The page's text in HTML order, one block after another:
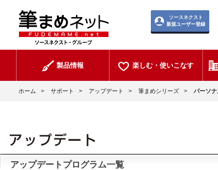
ソースネクスト
新規ユーザー登録
製品情報 楽しむ・使いこなす
ホーム > サポート > アップデート > 筆まめシリーズ > パーソ
アップデートプログラム一覧